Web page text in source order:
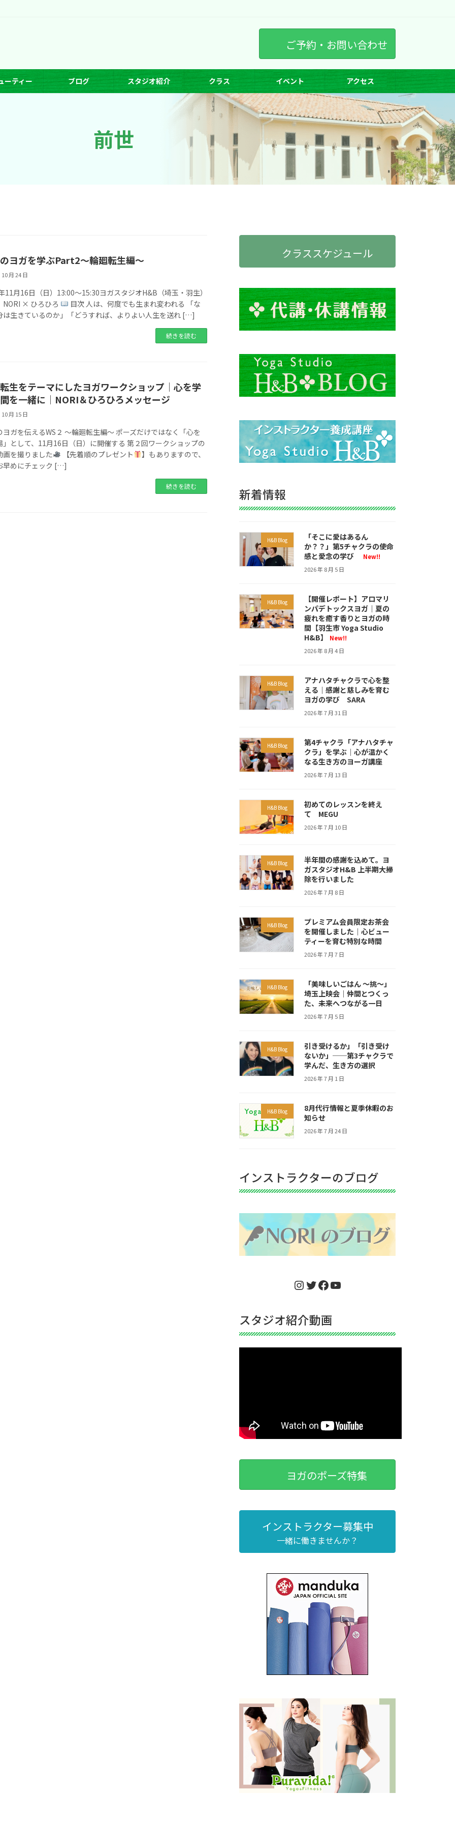
ご予約・お問い合わせ
ーティー ブログ スタジオ紹介 クラス イベント アクセス
前世
ヨガを学ぶPart2〜輪廻転生編〜
月 24 日
11月16日（日）13:00〜15:30ヨガスタジオH&B（埼玉・羽生）
NORI × ひろひろ
目次 人は、何度でも生まれ変われる 「な
は生きているのか」「どうすれば、よりよい人生を送れ […]
続きを読む
生をテーマにしたヨガワークショップ｜心を学
を一緒に｜NORI＆ひろひろメッセージ
月 15 日
ヨガを伝えるWS２ 〜輪廻転生編〜 ポーズだけではなく「心を
」として、11月16日（日）に開催する 第２回ワークショップの
画を撮りました
【先着順のプレゼント
】もありますので、
早めにチェック […]
続きを読む
クラススケジュール
新着情報
H&B Blog
「そこに愛はあるん
か？？」第5チャクラの使命
感と愛念の学び
New!!
2026 年 8 月 5 日
H&B Blog
【開催レポート】アロマリ
ンパデトックスヨガ｜夏の
疲れを癒す香りとヨガの時
間【羽生市 Yoga Studio
H&B】
New!!
2026 年 8 月 4 日
H&B Blog
アナハタチャクラで心を整
える｜感謝と慈しみを育む
ヨガの学び SARA
2026 年 7 月 31 日
H&B Blog
第4チャクラ「アナハタチャ
クラ」を学ぶ｜心が温かく
なる生き方のヨーガ講座
2026 年 7 月 13 日
H&B Blog
初めてのレッスンを終え
て MEGU
2026 年 7 月 10 日
H&B Blog
半年間の感謝を込めて。ヨ
ガスタジオH&B 上半期大掃
除を行いました
2026 年 7 月 8 日
H&B Blog
プレミアム会員限定お茶会
を開催しました｜心ビュー
ティーを育む特別な時間
2026 年 7 月 7 日
H&B Blog
「美味しいごはん ～挑～」
埼玉上映会｜仲間とつくっ
た、未来へつながる一日
2026 年 7 月 5 日
H&B Blog
引き受けるか」「引き受け
ないか」──第3チャクラで
学んだ、生き方の選択
2026 年 7 月 1 日
H&B Blog
8月代行情報と夏季休暇のお
知らせ
2026 年 7 月 24 日
インストラクターのブログ
Instagram
Twitter
Facebook
YouTube
スタジオ紹介動画
ヨガのポーズ特集
インストラクター募集中
一緒に働きませんか？